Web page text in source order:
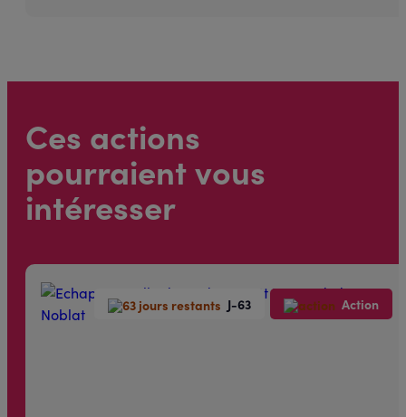
Ces actions
pourraient vous
intéresser
J-63 Action